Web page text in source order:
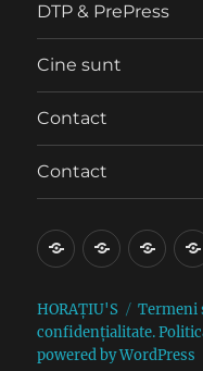
DTP & PrePress
Cine sunt
Contact
Contact
Blog
domestice
DTP
HORAȚIU'S
Termeni
confidențialitate.
powered by WordPress